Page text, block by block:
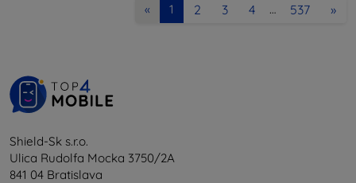
« 1 2 3 4 … 537 »
Shield-Sk s.r.o.
Ulica Rudolfa Mocka 3750/2A
841 04 Bratislava